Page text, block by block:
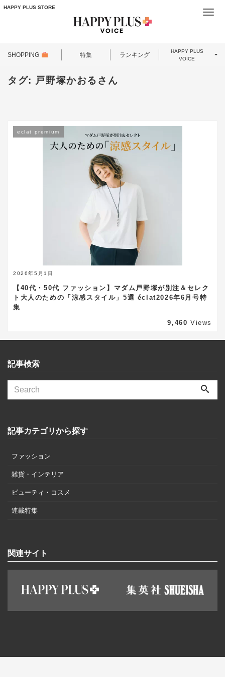
HAPPY PLUS STORE
SHOPPING 特集 ランキング
HAPPY PLUS
VOICE
タグ: 戸野塚かおるさん
2026年5月1日
eclat premium
【40代・50代 ファッション】マダム戸野塚が別注＆セレク
ト大人のための「涼感スタイル」5選 éclat2026年6月号特
集
9,460 Views
記事検索
記事カテゴリから探す
ファッション
雑貨・インテリア
ビューティ・コスメ
連載特集
関連サイト